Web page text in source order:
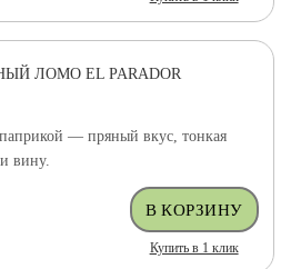
ЛОМО EL PARADOR
— пряный вкус, тонкая
вину.
Купить в 1 клик